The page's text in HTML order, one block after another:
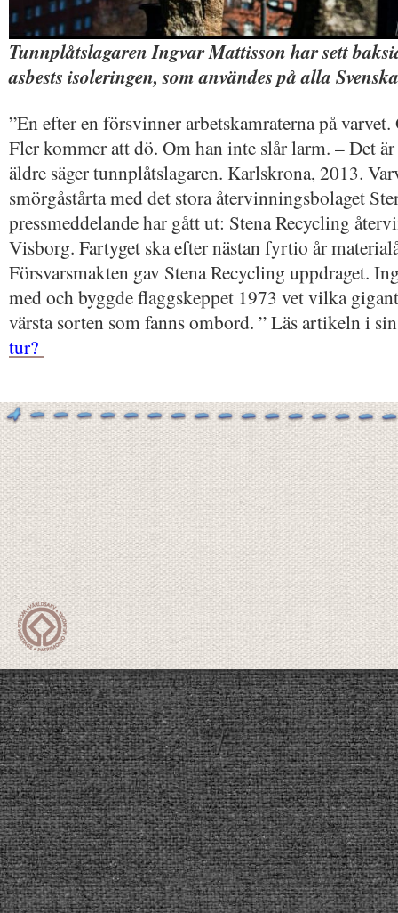
Tunnplåtslagaren Ingvar Mattisson har sett
asbests isoleringen, som användes på alla
”En efter en försvinner arbetskamraterna på
Fler kommer att dö. Om han inte slår larm. – Det
äldre säger tunnplåtslagaren. Karlskrona, 2013.
smörgåstårta med det stora återvinningsbolaget
pressmeddelande har gått ut: Stena Recycling
Visborg. Fartyget ska efter nästan fyrtio år
Försvarsmakten gav Stena Recycling uppdraget.
med och byggde flaggskeppet 1973 vet vilka
värsta sorten som fanns ombord. ” Läs artikeln i
tur?